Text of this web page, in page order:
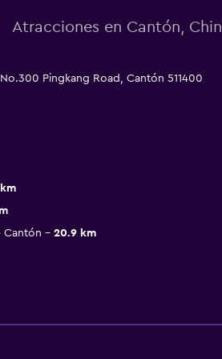
Atracciones en Cantón,
Pingkang Road, Cantón 511400
Cantón
20.9 km